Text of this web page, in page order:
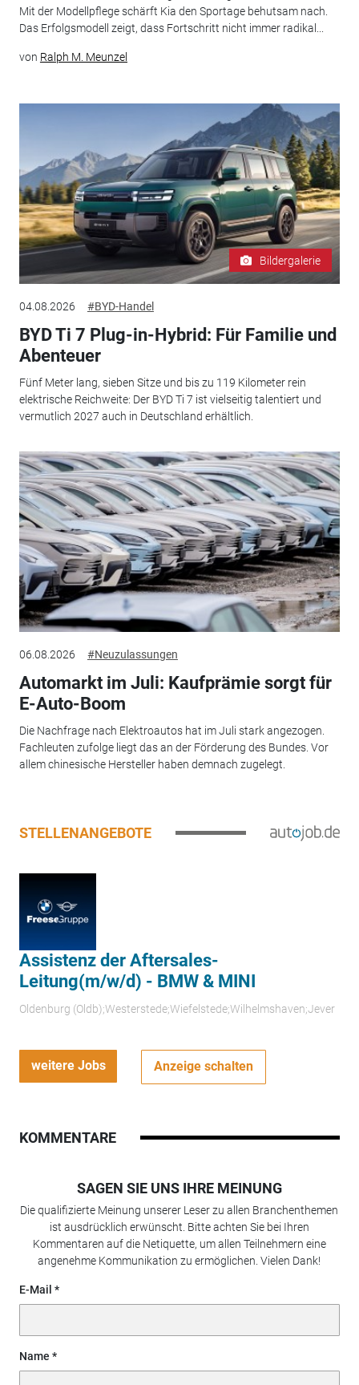
Mit der Modellpflege schärft Kia den Sportage behutsam nach.
Das Erfolgsmodell zeigt, dass Fortschritt nicht immer radikal...
von Ralph M. Meunzel
Bildergalerie
04.08.2026 #BYD-Handel
BYD Ti 7 Plug-in-Hybrid: Für Familie und
Abenteuer
Fünf Meter lang, sieben Sitze und bis zu 119 Kilometer rein
elektrische Reichweite: Der BYD Ti 7 ist vielseitig talentiert und
vermutlich 2027 auch in Deutschland erhältlich.
06.08.2026 #Neuzulassungen
Automarkt im Juli: Kaufprämie sorgt für
E-Auto-Boom
Die Nachfrage nach Elektroautos hat im Juli stark angezogen.
Fachleuten zufolge liegt das an der Förderung des Bundes. Vor
allem chinesische Hersteller haben demnach zugelegt.
STELLENANGEBOTE
Assistenz der Aftersales-
Leitung(m/w/d) - BMW & MINI
Oldenburg (Oldb);Westerstede;Wiefelstede;Wilhelmshaven;Jever
weitere Jobs Anzeige schalten
KOMMENTARE
SAGEN SIE UNS IHRE MEINUNG
Die qualifizierte Meinung unserer Leser zu allen Branchenthemen
ist ausdrücklich erwünscht. Bitte achten Sie bei Ihren
Kommentaren auf die Netiquette, um allen Teilnehmern eine
angenehme Kommunikation zu ermöglichen. Vielen Dank!
E-Mail
Name